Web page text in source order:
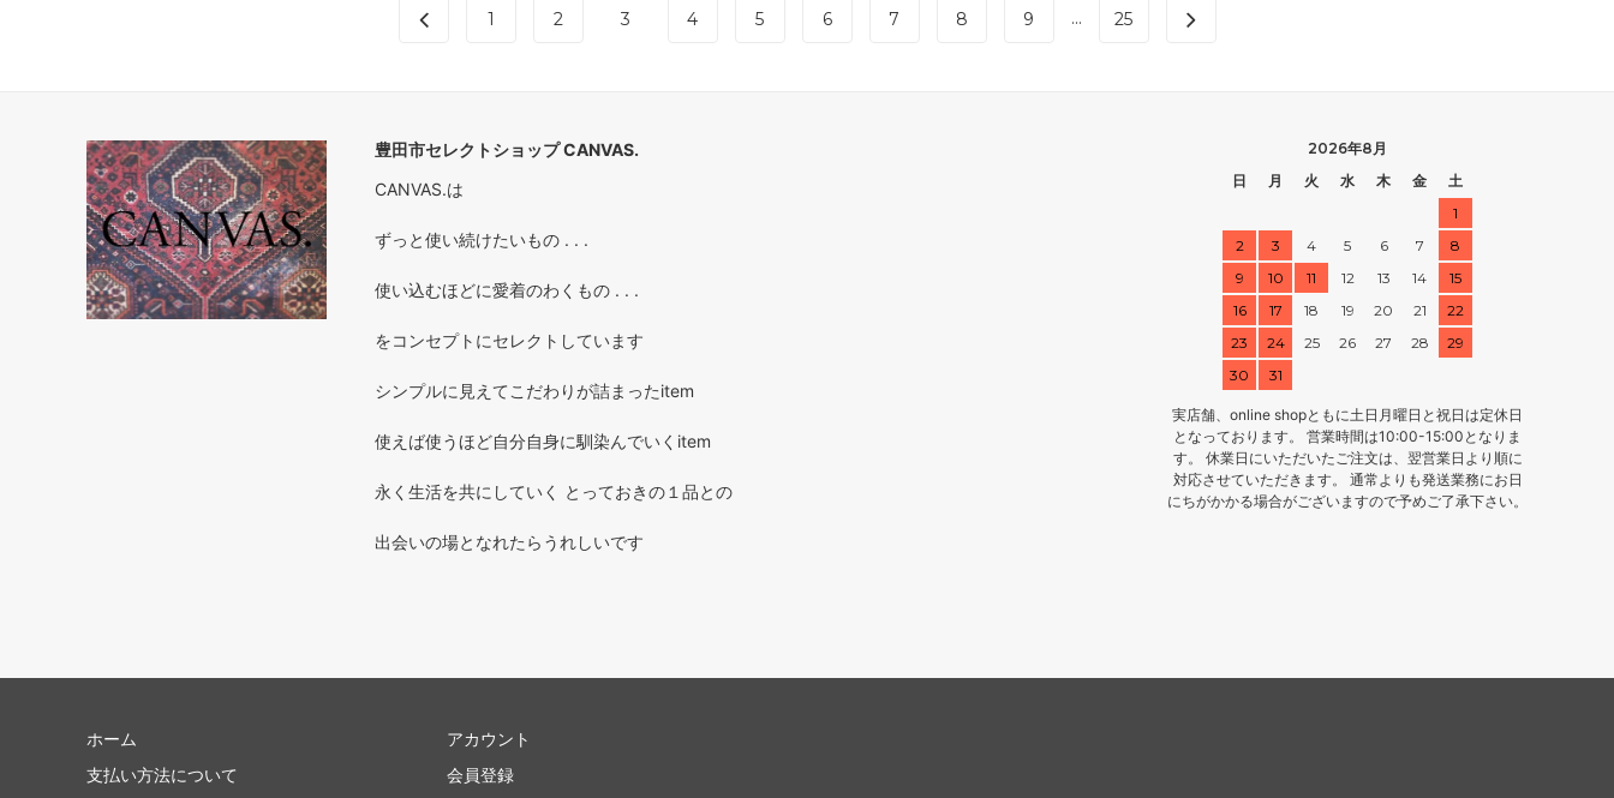
1 2 3 4 5 6 7 8 9 ... 25
豊田市セレクトショップ CANVAS.
CANVAS.は
ずっと使い続けたいもの . . .
使い込むほどに愛着のわくもの . . .
をコンセプトにセレクトしています
シンプルに見えてこだわりが詰まったitem
使えば使うほど自分自身に馴染んでいくitem
永く生活を共にしていく とっておきの１品との
出会いの場となれたらうれしいです
2026年8月
日
月 火 水 木 金
土
1
2
3 4 5 6 7
8
9
10 11 12 13 14
15
16
17 18 19 20 21
22
23
24 25 26 27 28
29
30
31
実店舗、online shopともに土日月曜日と祝日は定休日
となっております。 営業時間は10:00-15:00となりま
す。 休業日にいただいたご注文は、翌営業日より順に
対応させていただきます。 通常よりも発送業務にお日
にちがかかる場合がございますので予めご了承下さい。
ホーム
支払い方法について
アカウント
会員登録